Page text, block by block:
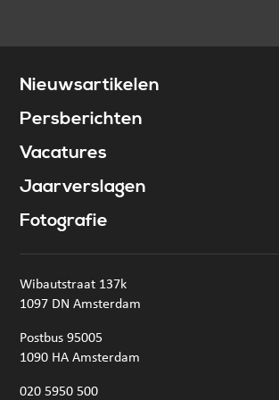
Nieuwsartikelen
Persberichten
Vacatures
Jaarverslagen
Fotografie
Wibautstraat 137k
1097 DN Amsterdam
Postbus 95005
1090 HA Amsterdam
020 5950 500